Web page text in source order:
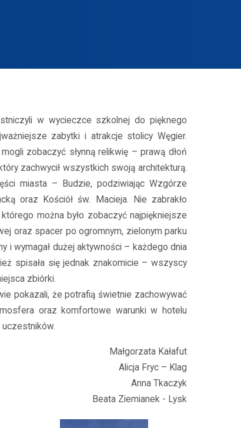
w wycieczce szkolnej do pięknego
zabytki i atrakcje stolicy Węgier.
zobaczyć słynną relikwię – prawą dłoń
zachwycił wszystkich swoją architekturą.
miasta – Budzie, podziwiając Wzgórze
oraz Kościół św. Macieja. Nie zabrakło
można było zobaczyć najpiękniejsze
oraz spacer po ogromnym, zielonym parku
i wymagał dużej aktywności – każdego dnia
spisała się jednak znakomicie – wszyscy
zbiórki.
pokazali, że potrafią świetnie zachowywać
oraz komfortowe warunki w hotelu
uczestników.
Małgorzata Kałafut
Alicja Fryc – Klag
Anna Tkaczyk
Beata Ziemianek - Lysk